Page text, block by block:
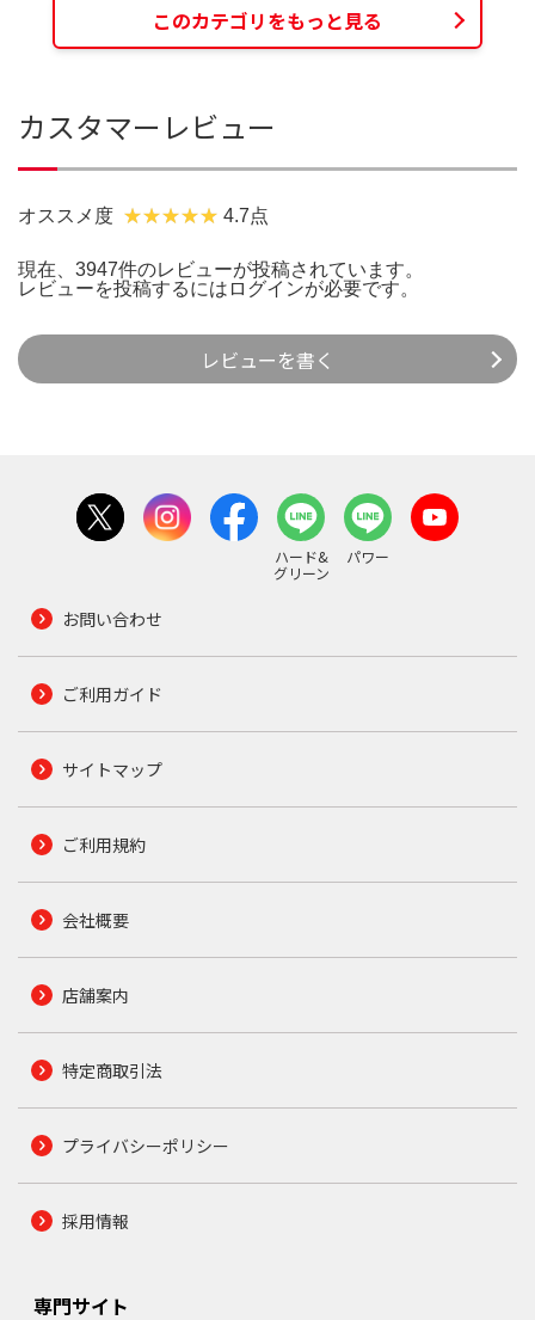
このカテゴリをもっと見る
カスタマーレビュー
オススメ度 4.7点
現在、3947件のレビューが投稿されています。
レビューを投稿するには ログインが必要です。
レビューを書く
ハード&
グリーン
パワー
お問い合わせ
ご利用ガイド
サイトマップ
ご利用規約
会社概要
店舗案内
特定商取引法
プライバシーポリシー
採用情報
専門サイト